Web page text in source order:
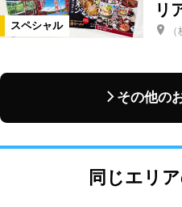
スペシャル
リ
その他の
同じエリ